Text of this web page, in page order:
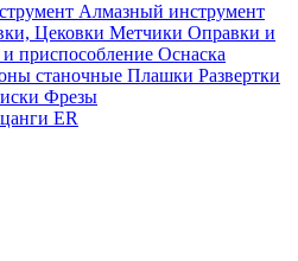
Алмазный инструмент
Цековки Метчики Оправки и
приспособление Оснаска
станочные Плашки Развертки
Фрезы
ER